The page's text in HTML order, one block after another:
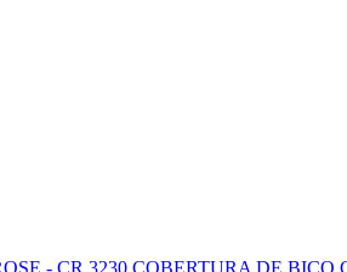
- CR 3230 COBERTURA DE